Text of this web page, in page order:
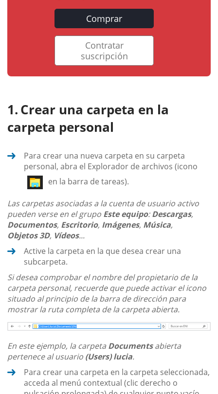
Comprar
Contratar
suscripción
Crear una carpeta en la
carpeta personal
Para crear una nueva carpeta en su carpeta
personal, abra el Explorador de archivos (icono
en la barra de tareas).
Las carpetas asociadas a la cuenta de usuario activo
pueden verse en el grupo Este equipo:Descargas,
Documentos, Escritorio, Imágenes, Música,
Objetos 3D, Vídeos...
Active la carpeta en la que desea crear una
subcarpeta.
Si desea comprobar el nombre del propietario de la
carpeta personal, recuerde que puede activar el icono
situado al principio de la barra de dirección para
mostrar la ruta completa de la carpeta abierta.
En este ejemplo, la carpeta Documentsabierta
pertenece al usuario (Users) lucia.
Para crear una carpeta en la carpeta seleccionada,
acceda al menú contextual (clic derecho o